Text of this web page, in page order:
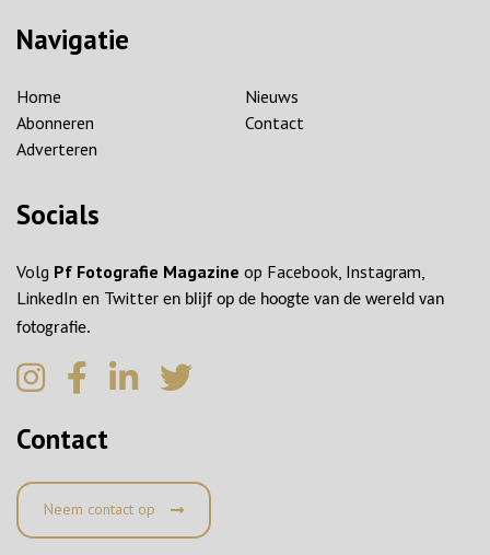
Navigatie
Home
Nieuws
Abonneren
Contact
Adverteren
Socials
Volg Pf Fotografie Magazine op Facebook, Instagram,
LinkedIn en Twitter en blijf op de hoogte van de wereld van
fotografie.
Contact
Neem contact op